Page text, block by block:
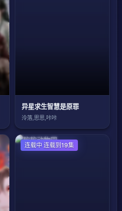
异星求生智慧是原罪
泠落,思思,咔咔
国产动漫
连载中 连载到19集